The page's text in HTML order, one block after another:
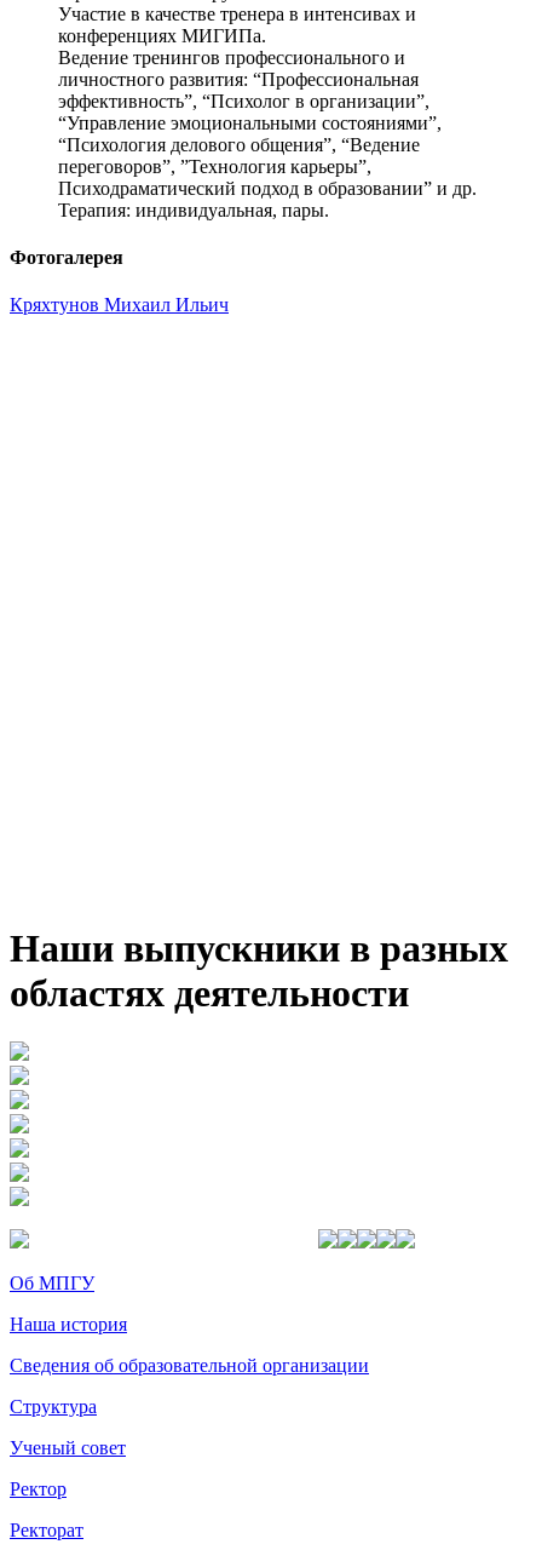
Участие в качестве тренера в интенсивах и
конференциях МИГИПа.
Ведение тренингов профессионального и
личностного развития: “Профессиональная
эффективность”, “Психолог в организации”,
“Управление эмоциональными состояниями”,
“Психология делового общения”, “Ведение
переговоров”, ”Технология карьеры”,
Психодраматический подход в образовании” и др.
Терапия: индивидуальная, пары.
Фотогалерея
Кряхтунов Михаил Ильич
Наши выпускники в разных
областях деятельности
Об МПГУ
Наша история
Сведения об образовательной организации
Структура
Ученый совет
Ректор
Ректорат